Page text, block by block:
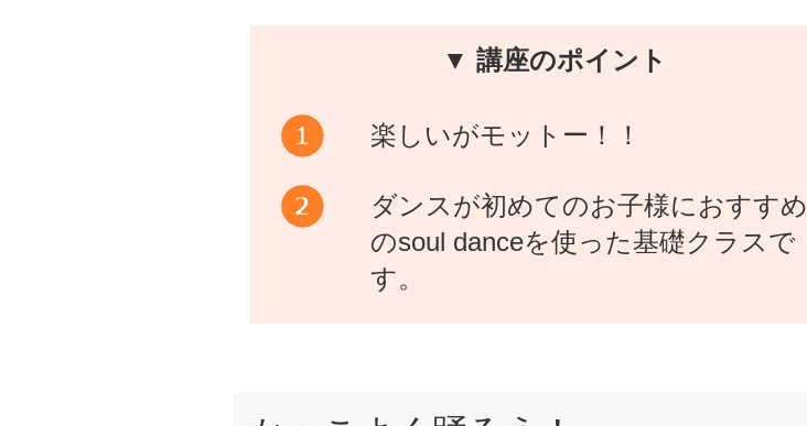
▼ 講座のポイント
楽しいがモットー！！
ダンスが初めてのお子様におすすめ
のsoul danceを使った基礎クラスで
す。